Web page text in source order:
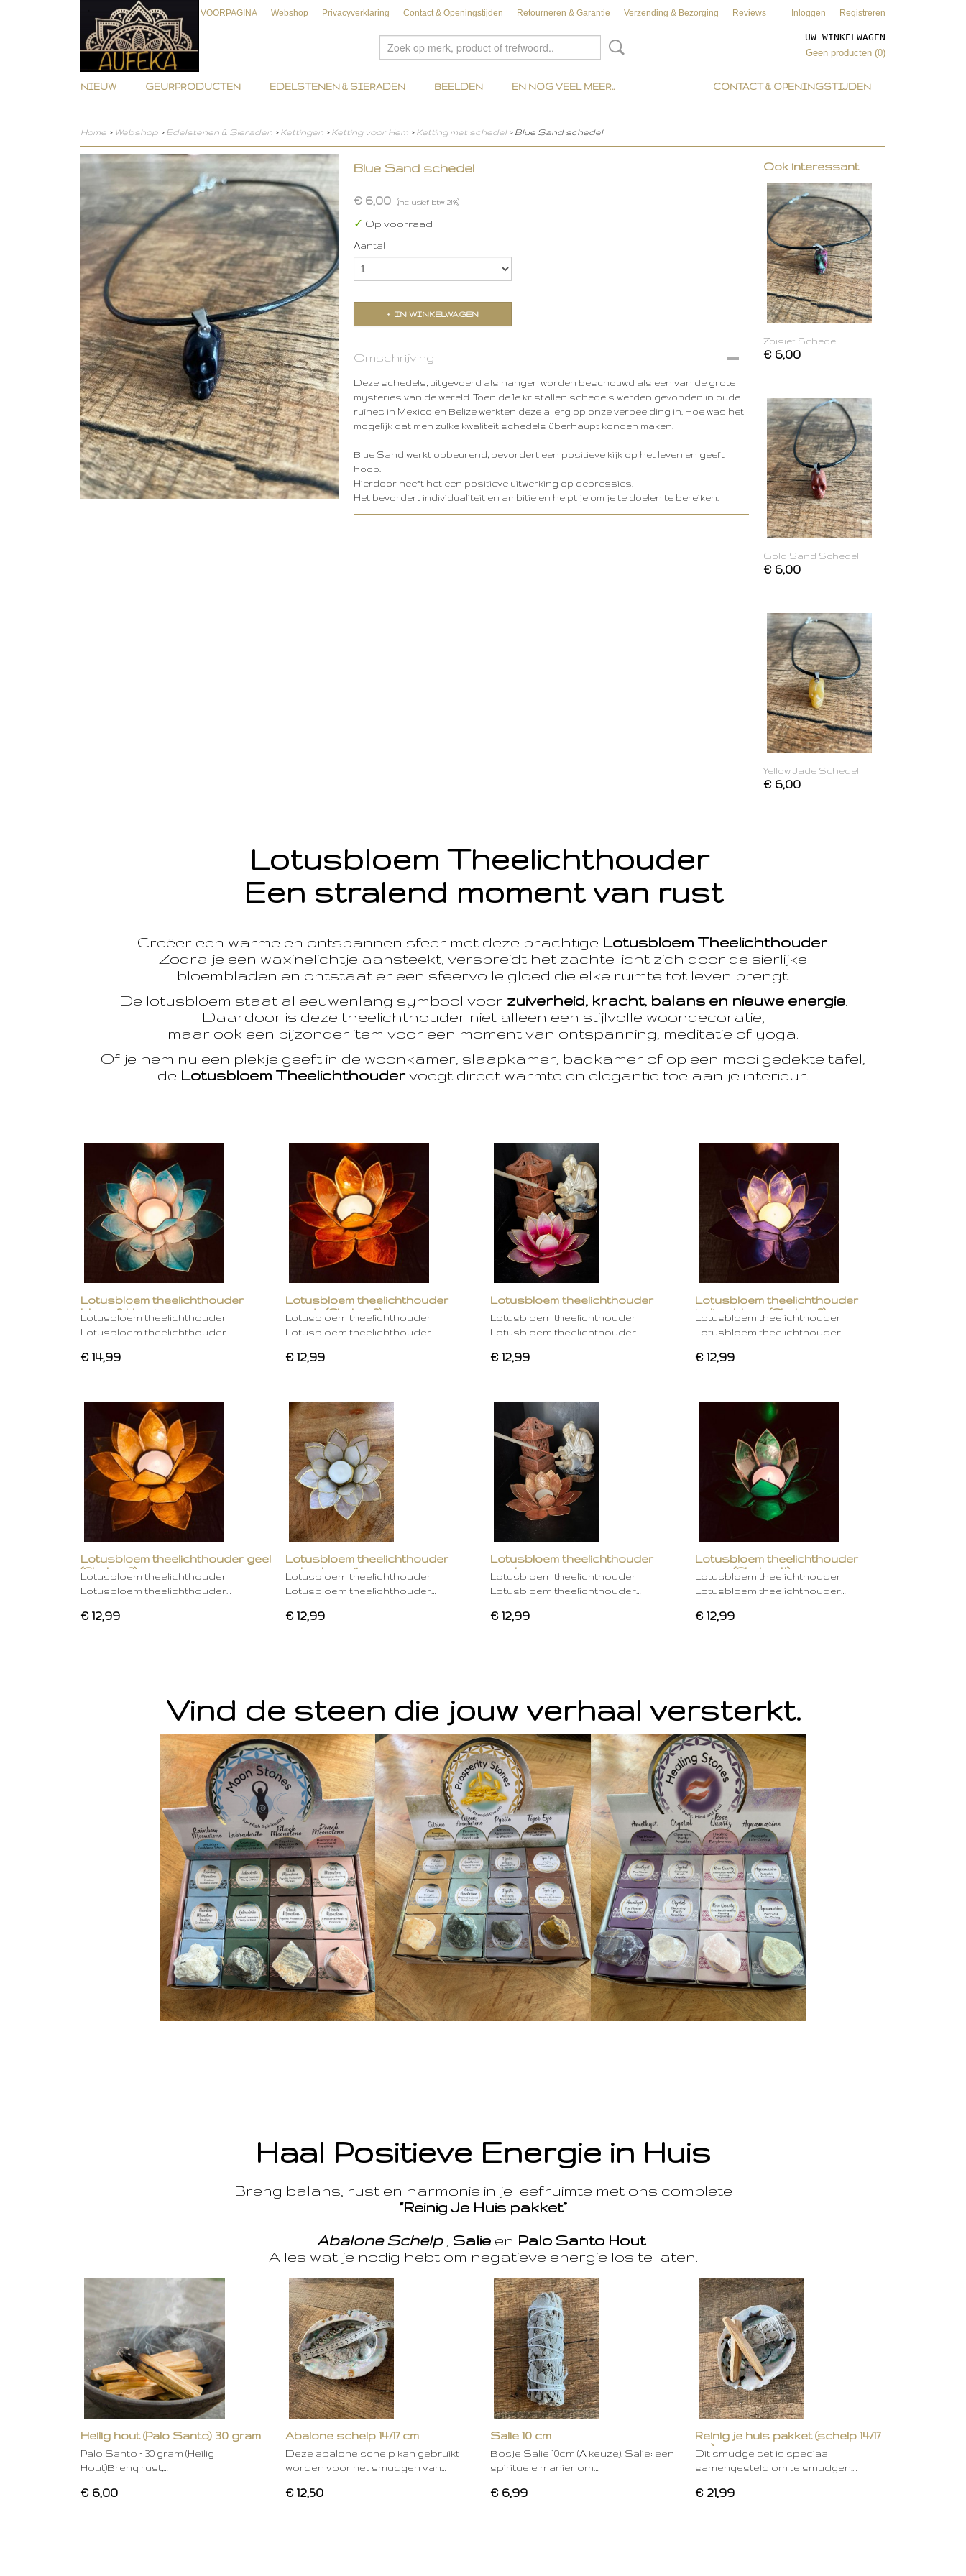
VOORPAGINA Webshop Privacyverklaring Contact & Openingstijden Retourneren & Garantie Verzending & Bezorging Reviews Inloggen Registreren
UW WINKELWAGEN
Geen producten (0)
CONTACT & OPENINGSTIJDEN
NIEUW GEURPRODUCTEN EDELSTENEN & SIERADEN BEELDEN EN NOG VEEL MEER..
Home > Webshop > Edelstenen & Sieraden > Kettingen > Ketting voor Hem > Ketting met schedel> Blue Sand schedel
Blue Sand schedel
€ 6,00 (inclusief btw 21%)
✓ Op voorraad
Aantal
IN WINKELWAGEN
Omschrijving
Deze schedels, uitgevoerd als hanger, worden beschouwd als een van de grote
mysteries van de wereld. Toen de 1e kristallen schedels werden gevonden in oude
ruïnes in Mexico en Belize werkten deze al erg op onze verbeelding in. Hoe was het
mogelijk dat men zulke kwaliteit schedels überhaupt konden maken.
Blue Sand werkt opbeurend, bevordert een positieve kijk op het leven en geeft
hoop.
Hierdoor heeft het een positieve uitwerking op depressies.
Het bevordert individualiteit en ambitie en helpt je om je te doelen te bereiken.
Ook interessant
Zoisiet Schedel
€ 6,00
Gold Sand Schedel
€ 6,00
Yellow Jade Schedel
€ 6,00
Lotusbloem Theelichthouder
Een stralend moment van rust
Creëer een warme en ontspannen sfeer met deze prachtige Lotusbloem Theelichthouder.
Zodra je een waxinelichtje aansteekt, verspreidt het zachte licht zich door de sierlijke
bloembladen en ontstaat er een sfeervolle gloed die elke ruimte tot leven brengt.
De lotusbloem staat al eeuwenlang symbool voor zuiverheid, kracht, balans en nieuwe energie.
Daardoor is deze theelichthouder niet alleen een stijlvolle woondecoratie,
maar ook een bijzonder item voor een moment van ontspanning, meditatie of yoga.
Of je hem nu een plekje geeft in de woonkamer, slaapkamer, badkamer of op een mooi gedekte tafel,
de Lotusbloem Theelichthouder voegt direct warmte en elegantie toe aan je interieur.
Lotusbloem theelichthouder
blauw 2 kleurig
Lotusbloem theelichthouder
Lotusbloem theelichthouder…
€ 14,99
Lotusbloem theelichthouder
oranje (Chakra 2)
Lotusbloem theelichthouder
Lotusbloem theelichthouder…
€ 12,99
Lotusbloem theelichthouder
rose
Lotusbloem theelichthouder
Lotusbloem theelichthouder…
€ 12,99
Lotusbloem theelichthouder
indigo blauw (Chakra 6)
Lotusbloem theelichthouder
Lotusbloem theelichthouder…
€ 12,99
Lotusbloem theelichthouder geel
(Chakra 3)
Lotusbloem theelichthouder
Lotusbloem theelichthouder…
€ 12,99
Lotusbloem theelichthouder
gebroken wit
Lotusbloem theelichthouder
Lotusbloem theelichthouder…
€ 12,99
Lotusbloem theelichthouder
mocha
Lotusbloem theelichthouder
Lotusbloem theelichthouder…
€ 12,99
Lotusbloem theelichthouder
groen (Chakra 4)
Lotusbloem theelichthouder
Lotusbloem theelichthouder…
€ 12,99
Vind de steen die jouw verhaal versterkt.
Haal Positieve Energie in Huis
Breng balans, rust en harmonie in je leefruimte met ons complete
“Reinig Je Huis pakket”
Abalone Schelp, Salie en Palo Santo Hout
Alles wat je nodig hebt om negatieve energie los te laten.
Heilig hout (Palo Santo) 30 gram
Palo Santo – 30 gram (Heilig
Hout)Breng rust,…
€ 6,00
Abalone schelp 14/17 cm
Deze abalone schelp kan gebruikt
worden voor het smudgen van…
€ 12,50
Salie 10 cm
Bosje Salie 10cm (A keuze). Salie: een
spirituele manier om…
€ 6,99
Reinig je huis pakket (schelp 14/17
cm)
Dit smudge set is speciaal
samengesteld om te smudgen.…
€ 21,99